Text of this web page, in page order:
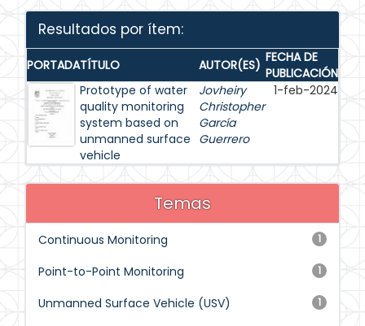
Resultados por ítem:
PORTADATÍTULO AUTOR(ES) FECHA DE
PUBLICACIÓN
Prototype of water
quality monitoring
system based on
unmanned surface
vehicle
Jovheiry
Christopher
García
Guerrero
1-feb-2024
Temas
1
Continuous Monitoring
1
Point-to-Point Monitoring
1
Unmanned Surface Vehicle (USV)